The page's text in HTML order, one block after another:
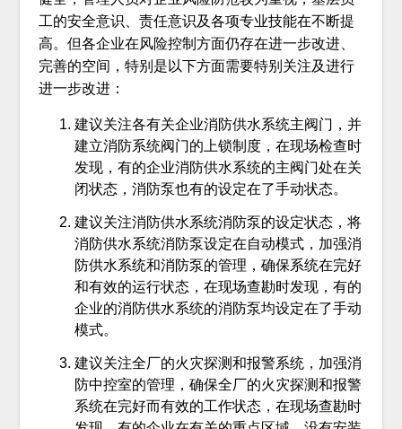
工的安全意识、责任意识及各项专业技能在不断提
高。但各企业在风险控制方面仍存在进一步改进、
完善的空间，特别是以下方面需要特别关注及进行
进一步改进：
建议关注各有关企业消防供水系统主阀门，并
建立消防系统阀门的上锁制度，在现场检查时
发现，有的企业消防供水系统的主阀门处在关
闭状态，消防泵也有的设定在了手动状态。
建议关注消防供水系统消防泵的设定状态，将
消防供水系统消防泵设定在自动模式，加强消
防供水系统和消防泵的管理，确保系统在完好
和有效的运行状态，在现场查勘时发现，有的
企业的消防供水系统的消防泵均设定在了手动
模式。
建议关注全厂的火灾探测和报警系统，加强消
防中控室的管理，确保全厂的火灾探测和报警
系统在完好而有效的工作状态，在现场查勘时